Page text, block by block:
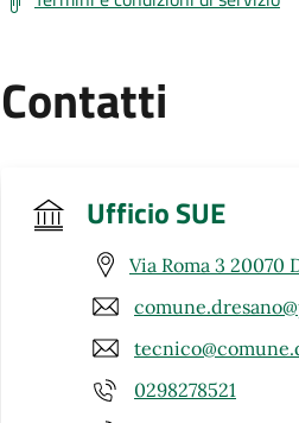
Contatti
Ufficio SUE
Via Roma 3 20070
0298278521